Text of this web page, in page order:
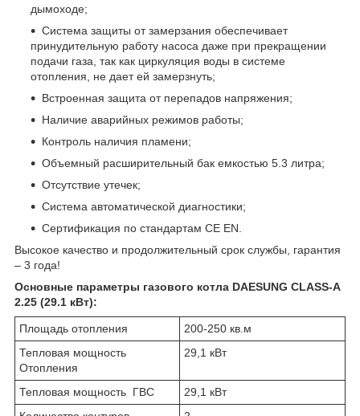
дымоходе;
Система защиты от замерзания обеспечивает
принудительную работу насоса даже при прекращении
подачи газа, так как циркуляция воды в системе
отопления, не дает ей замерзнуть;
Встроенная защита от перепадов напряжения;
Наличие аварийных режимов работы;
Контроль наличия пламени;
Объемный расширительный бак емкостью 5.3 литра;
Отсутствие утечек;
Система автоматической диагностики;
Сертификация по стандартам СЕ EN.
Высокое качество и продолжительный срок службы, гарантия
– 3 года!
Основные параметры газового котла DAESUNG CLASS-A
2.25 (29.1 кВт):
Площадь отопления
200-250 кв.м
Тепловая мощность
Отопления
29,1 кВт
Тепловая мощность ГВС
29,1 кВт